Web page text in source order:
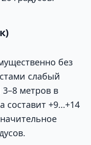
без
слабый
метров в
составит +9…+14